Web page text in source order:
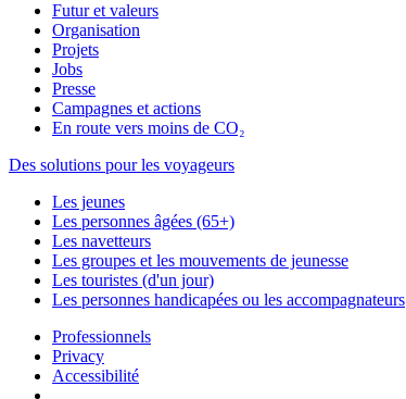
Futur et valeurs
Organisation
Projets
Jobs
Presse
Campagnes et actions
En route vers moins de CO₂
Des solutions pour les voyageurs
Les jeunes
Les personnes âgées (65+)
Les navetteurs
Les groupes et les mouvements de jeunesse
Les touristes (d'un jour)
Les personnes handicapées ou les accompagnateurs
Professionnels
Privacy
Accessibilité